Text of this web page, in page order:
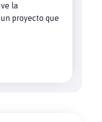
la
proyecto que